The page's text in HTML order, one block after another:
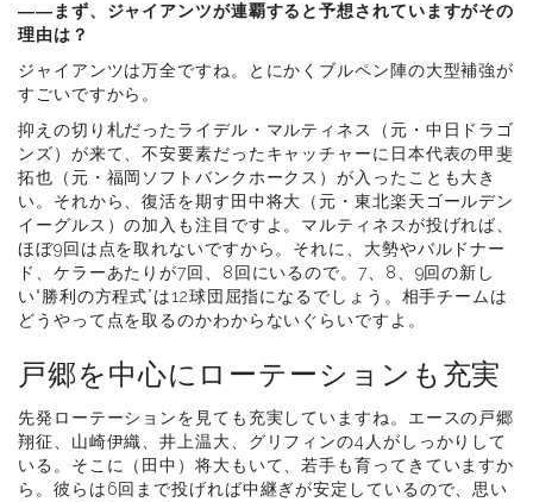
――まず、ジャイアンツが連覇すると予想されていますがその
理由は？
ジャイアンツは万全ですね。とにかくブルペン陣の大型補強が
すごいですから。
抑えの切り札だったライデル・マルティネス（元・中日ドラゴ
ンズ）が来て、不安要素だったキャッチャーに日本代表の甲斐
拓也（元・福岡ソフトバンクホークス）が入ったことも大き
い。それから、復活を期す田中将大（元・東北楽天ゴールデン
イーグルス）の加入も注目ですよ。マルティネスが投げれば、
ほぼ9回は点を取れないですから。それに、大勢やバルドナー
ド、ケラーあたりが7回、8回にいるので。7、8、9回の新し
い“勝利の方程式”は12球団屈指になるでしょう。相手チームは
どうやって点を取るのかわからないぐらいですよ。
戸郷を中心にローテーションも充実
先発ローテーションを見ても充実していますね。エースの戸郷
翔征、山崎伊織、井上温大、グリフィンの4人がしっかりして
いる。そこに（田中）将大もいて、若手も育ってきていますか
ら。彼らは6回まで投げれば中継ぎが安定しているので、思い